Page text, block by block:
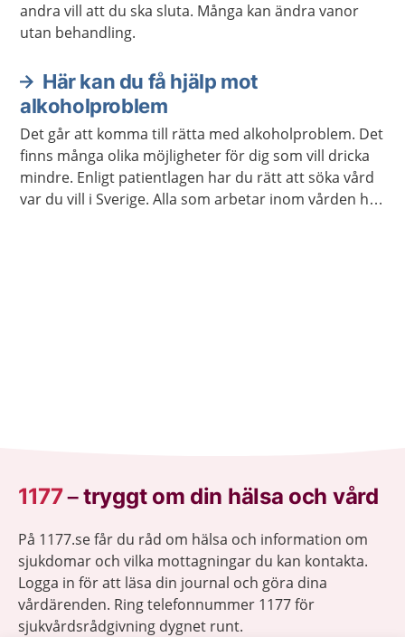
andra vill att du ska sluta. Många kan ändra vanor
utan behandling.
Här kan du få hjälp mot
alkoholproblem
Det går att komma till rätta med alkoholproblem. Det
finns många olika möjligheter för dig som vill dricka
mindre. Enligt patientlagen har du rätt att söka vård
var du vill i Sverige. Alla som arbetar inom vården har
1177–tryggt om din hälsa och vård
På 1177.se får du råd om hälsa och information om
sjukdomar och vilka mottagningar du kan kontakta.
Logga in för att läsa din journal och göra dina
vårdärenden. Ring telefonnummer 1177 för
sjukvårdsrådgivning dygnet runt.